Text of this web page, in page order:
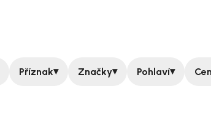
Příznak▾ Značky▾ Pohlaví▾